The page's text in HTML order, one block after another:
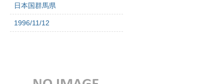
日本国群馬県
1996/11/12